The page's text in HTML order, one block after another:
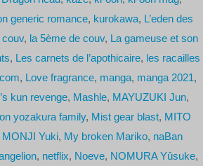
generic romance, kurokawa, L’eden des
couv, la 5ème de couv, La gameuse et son
, Les carnets de l’apothicaire, les racailles
, Love fragrance, manga, manga 2021,
kun revenge, Mashle, MAYUZUKI Jun,
yozakura family, Mist gear blast, MITO
MONJI Yuki, My broken Mariko, naBan
, netflix, Noeve, NOMURA Yûsuke,